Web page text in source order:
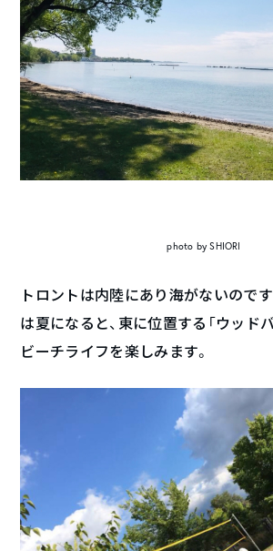
photo by SHIORI
トロントは内陸にあり海がないので
は夏になると、東に位置する「ウッド
ビーチライフを楽しみます。